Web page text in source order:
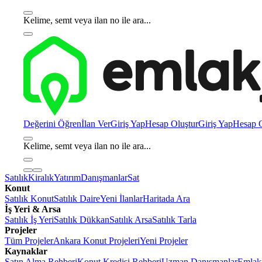
Kelime, semt veya ilan no ile ara...
Değerini Öğrenİlan VerGiriş YapHesap OluşturGiriş YapHesap
Kelime, semt veya ilan no ile ara...
SatılıkKiralıkYatırımDanışmanlarSat
Konut
Satılık KonutSatılık DaireYeni İlanlarHaritada Ara
İş Yeri & Arsa
Satılık İş YeriSatılık DükkanSatılık ArsaSatılık Tarla
Projeler
Tüm ProjelerAnkara Konut ProjeleriYeni Projeler
Kaynaklar